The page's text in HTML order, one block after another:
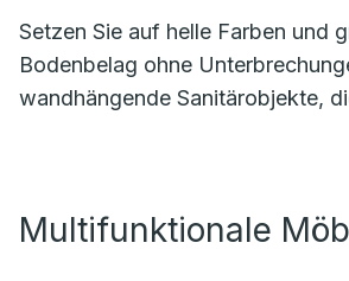
Setzen Sie auf helle Farben und
Bodenbelag ohne
wandhängende Sanitärobjekte,
Multifunktionale